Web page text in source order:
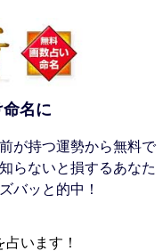
名に
が持つ運勢から無料で
らないと損するあなた
バッと的中！
います！